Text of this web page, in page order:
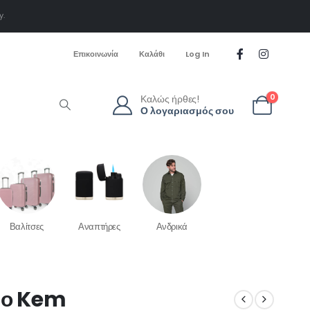
Επικοινωνία Καλάθι Log In
Καλώς ήρθες!
Ο λογαριασμός σου
0
Βαλίτσες Αναπτήρες Ανδρικά
Kem